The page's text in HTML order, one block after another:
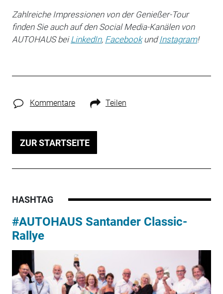
Zahlreiche Impressionen von der Genießer-Tour
finden Sie auch auf den Social Media-Kanälen von
AUTOHAUS beiLinkedIn, FacebookundInstagram!
Kommentare Teilen
ZUR STARTSEITE
HASHTAG
#AUTOHAUS Santander Classic-
Rallye